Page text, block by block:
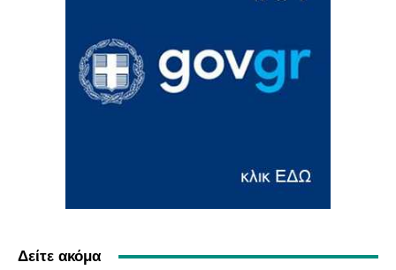
Δείτε ακόμα